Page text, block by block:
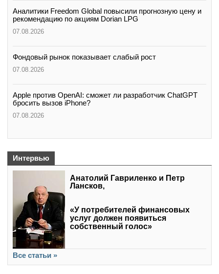
Аналитики Freedom Global повысили прогнозную цену и
рекомендацию по акциям Dorian LPG
07.08.2026
Фондовый рынок показывает слабый рост
07.08.2026
Apple против OpenAI: сможет ли разработчик ChatGPT
бросить вызов iPhone?
07.08.2026
Интервью
Анатолий Гавриленко и Петр
Лансков,
«У потребителей финансовых
услуг должен появиться
собственный голос»
Все статьи »